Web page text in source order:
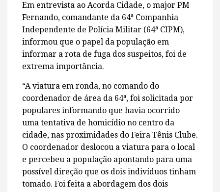
Em entrevista ao Acorda Cidade, o major PM
Fernando, comandante da 64ª Companhia
Independente de Polícia Militar (64ª CIPM),
informou que o papel da população em
informar a rota de fuga dos suspeitos, foi de
extrema importância.
“A viatura em ronda, no comando do
coordenador de área da 64ª, foi solicitada por
populares informando que havia ocorrido
uma tentativa de homicídio no centro da
cidade, nas proximidades do Feira Tênis Clube.
O coordenador deslocou a viatura para o local
e percebeu a população apontando para uma
possível direção que os dois indivíduos tinham
tomado. Foi feita a abordagem dos dois